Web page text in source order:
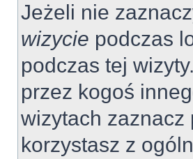
Jeżeli nie
wizycie podczas
podczas tej
przez kogoś
wizytach zaznacz
korzystasz z